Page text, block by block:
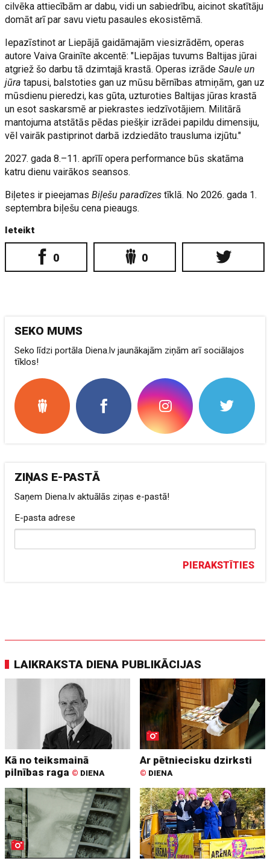
cilvēka attiecībām ar dabu, vidi un sabiedrību, aicinot skatītāju
domāt arī par savu vietu pasaules ekosistēmā.
Iepazīstinot ar Liepājā gaidāmajām viesizrādēm, operas
autore Vaiva Grainīte akcentē: "Liepājas tuvums Baltijas jūrai
atgriež šo darbu tā dzimtajā krastā. Operas izrādeSaule un
jūra tapusi, balstoties gan uz mūsu bērnības atmiņām, gan uz
mūsdienu pieredzi, kas gūta, uzturoties Baltijas jūras krastā
un esot saskarsmē ar piekrastes iedzīvotājiem. Militārā
mantojuma atstātās pēdas piešķir izrādei papildu dimensiju,
vēl vairāk pastiprinot darbā izdziedāto trausluma izjūtu."
2027. gada 8.–11. aprīlī opera performance būs skatāma
katru dienu vairākos seansos.
Biļetes ir pieejamasBiļešu paradīzes tīklā. No 2026. gada 1.
septembra biļešu cena pieaugs.
Ieteikt
0 0
SEKO MUMS
Seko līdzi portāla Diena.lv jaunākajām ziņām arī sociālajos
tīklos!
ZIŅAS E-PASTĀ
Saņem Diena.lv aktuālās ziņas e-pastā!
E-pasta adrese
PIERAKSTĪTIES
LAIKRAKSTA DIENA PUBLIKĀCIJAS
Kā no teiksmainā
pilnības raga © DIENA
Ar pētniecisku dzirksti
© DIENA